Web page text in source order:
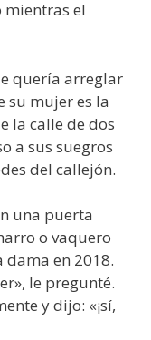
mientras el
quería arreglar
su mujer es la
la calle de dos
a sus suegros
del callejón.
una puerta
o vaquero
dama en 2018.
le pregunté.
y dijo: «¡sí,